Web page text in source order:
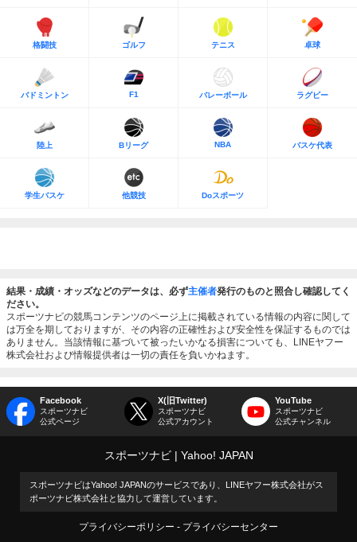
格闘技 ゴルフ テニス 卓球
バドミントン F1 バレーボール ラグビー
陸上 Bリーグ NBA バスケ代表
学生バスケ 他競技 Doスポーツ
結果・成績・オッズなどのデータは、必ず主催者発行のものと照合し確認してく
ださい。
スポーツナビの競馬コンテンツのページ上に掲載されている情報の内容に関して
は万全を期しておりますが、その内容の正確性および安全性を保証するものでは
ありません。当該情報に基づいて被ったいかなる損害についても、LINEヤフー
株式会社および情報提供者は一切の責任を負いかねます。
Facebook
スポーツナビ
公式ページ
X(旧Twitter)
スポーツナビ
公式アカウント
YouTube
スポーツナビ
公式チャンネル
スポーツナビ Yahoo! JAPAN
スポーツナビはYahoo! JAPANのサービスであり、LINEヤフー株式会社がス
ポーツナビ株式会社と協力して運営しています。
プライバシーポリシー
プライバシーセンター